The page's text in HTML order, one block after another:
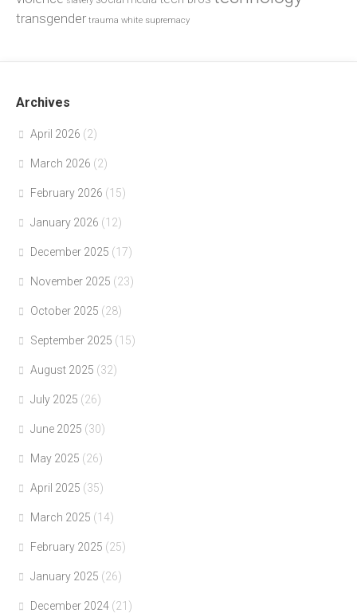
transgender trauma white supremacy
Archives
April 2026 (2)
March 2026 (2)
February 2026 (15)
January 2026 (12)
December 2025 (17)
November 2025 (23)
October 2025 (28)
September 2025 (15)
August 2025 (32)
July 2025 (26)
June 2025 (30)
May 2025 (26)
April 2025 (35)
March 2025 (14)
February 2025 (25)
January 2025 (26)
December 2024 (21)